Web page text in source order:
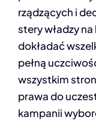
rządzących i
stery władzy
dokładać
pełną
wszystkim
prawa do
kampanii